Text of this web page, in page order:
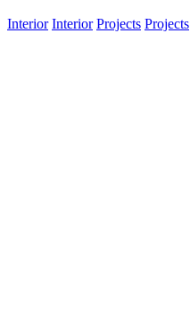
Interior Interior Projects Projects